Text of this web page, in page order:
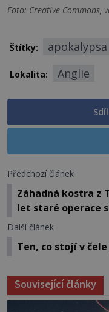
Foto: Creative Commons,
Štítky: apokalypsa
Lokalita: Anglie
Předchozí článek
Záhadná kostra z
let staré operace
Další článek
Ten, co stojí v
Související články